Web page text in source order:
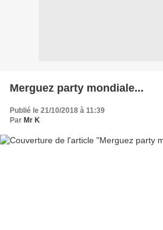
Merguez party mondiale...
Publié le 21/10/2018 à 11:39
Par Mr K